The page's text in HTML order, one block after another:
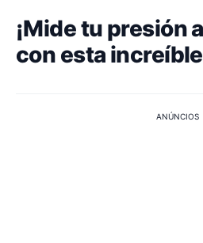
¡Mide tu presión
con esta
ANÚNCIOS